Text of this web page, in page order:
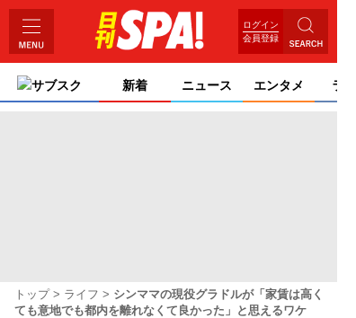
ログイン
会員登録
サブスク 新着 ニュース エンタメ ライ
トップ ライフ
シンママの現役グラドルが「家賃は高く
ても意地でも都内を離れなくて良かった」と思えるワケ